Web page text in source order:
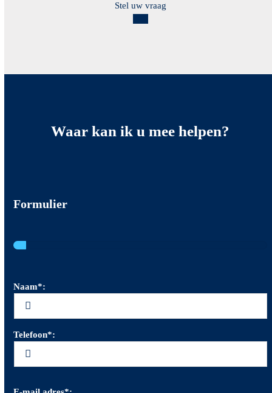
Stel uw vraag
Waar kan ik umee helpen?
Formulier
Naam*:
Telefoon*: